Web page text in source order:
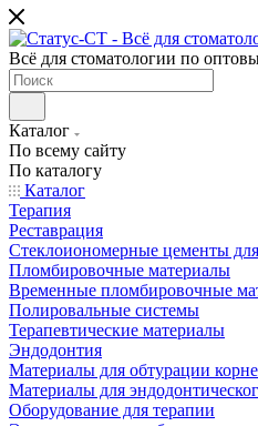
Всё для стоматологии по
Каталог
По всему сайту
По каталогу
Каталог
Терапия
Реставрация
Стеклоиономерные цементы
Пломбировочные материалы
Временные пломбировочные
Полировальные системы
Терапевтические материалы
Эндодонтия
Материалы для обтурации
Материалы для
Оборудование для терапии